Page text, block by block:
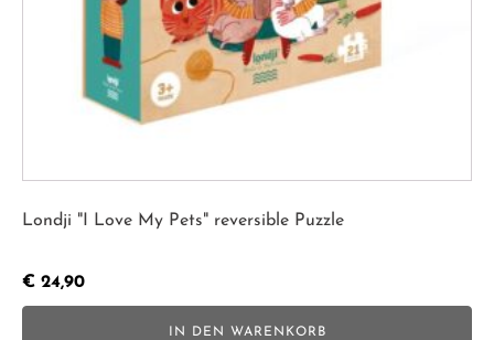
Londji "I Love My Pets" reversible Puzzle
€ 24,90
IN DEN WARENKORB